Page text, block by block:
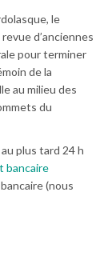
le
d’anciennes
pour terminer
de la
au milieu des
du
plus tard 24 h
bancaire
(nous